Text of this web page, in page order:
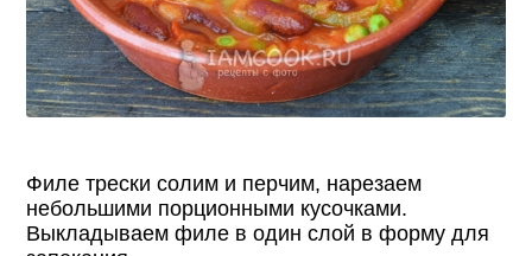
Филе трески солим и перчим, нарезаем
небольшими порционными кусочками.
Выкладываем филе в один слой в форму для